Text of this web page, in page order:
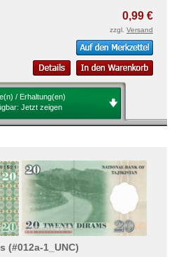
0,99 €
zzgl. Versand
/ Erhaltung(en)
Jetzt zeigen
(#012a-1_UNC)